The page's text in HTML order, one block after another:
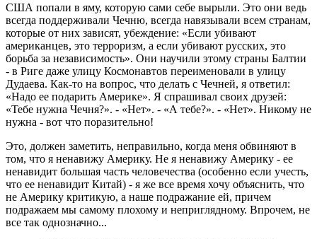
США попали в яму, которую сами себе вырыли. Это они ведь
всегда поддерживали Чечню, всегда навязывали всем странам,
которые от них зависят, убеждение: «Если убивают
американцев, это терроризм, а если убивают русских, это
борьба за независимость». Они научили этому страны Балтии
- в Риге даже улицу Космонавтов переименовали в улицу
Дудаева. Как-то на вопрос, что делать с Чечней, я ответил:
«Надо ее подарить Америке». Я спрашивал своих друзей:
«Тебе нужна Чечня?». - «Нет». - «А тебе?». - «Нет». Никому не
нужна - вот что поразительно!
Это, должен заметить, неправильно, когда меня обвиняют в
том, что я ненавижу Америку. Не я ненавижу Америку - ее
ненавидит большая часть человечества (особенно если учесть,
что ее ненавидит Китай) - я же все время хочу объяснить, что
не Америку критикую, а наше подражание ей, причем
подражаем мы самому плохому и неприглядному. Впрочем, не
все так однозначно...